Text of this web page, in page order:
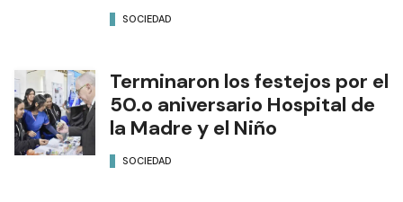
SOCIEDAD
Terminaron los festejos por el
50.o aniversario Hospital de
la Madre y el Niño
SOCIEDAD